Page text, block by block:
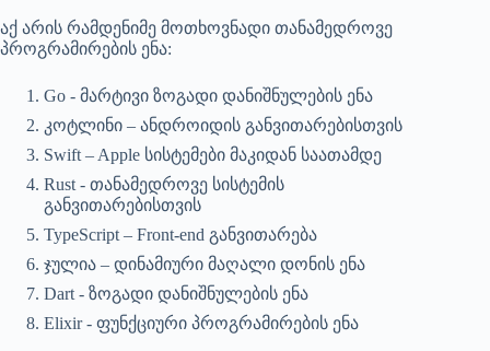
აქ არის რამდენიმე მოთხოვნადი თანამედროვე
პროგრამირების ენა:
Go - მარტივი ზოგადი დანიშნულების ენა
კოტლინი – ანდროიდის განვითარებისთვის
Swift – Apple სისტემები მაკიდან საათამდე
Rust - თანამედროვე სისტემის
განვითარებისთვის
TypeScript – Front-end განვითარება
ჯულია – დინამიური მაღალი დონის ენა
Dart - ზოგადი დანიშნულების ენა
Elixir - ფუნქციური პროგრამირების ენა